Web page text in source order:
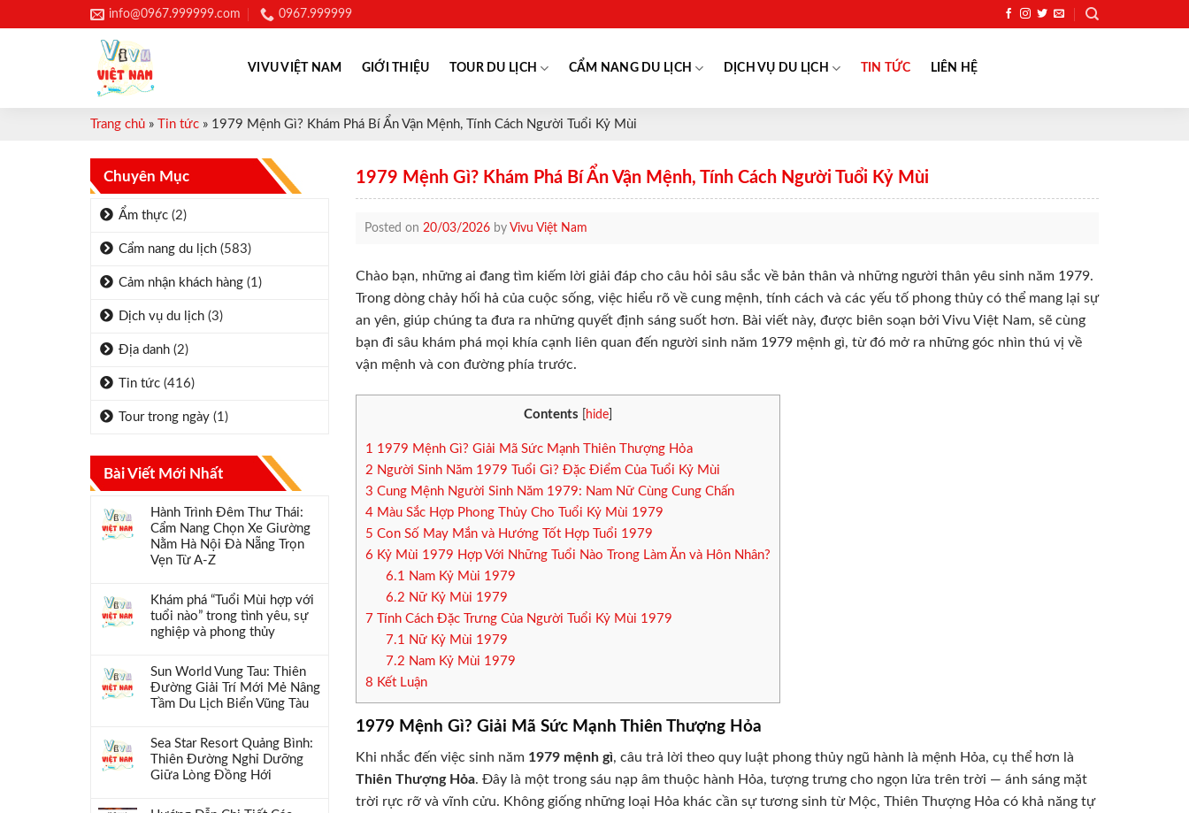
to
info@0967.999999.com 0967.999999
VIVU VIỆT NAM GIỚI THIỆU TOUR DU LỊCH CẨM NANG DU LỊCH DỊCH VỤ DU LỊCH TIN TỨC LIÊN HỆ
Trang chủ » Tin tức » 1979 Mệnh Gì? Khám Phá Bí Ẩn Vận Mệnh, Tính Cách Người Tuổi Kỷ Mùi
Chuyên Mục
Ẩm thực (2)
Cẩm nang du lịch (583)
Cảm nhận khách hàng (1)
Dịch vụ du lịch (3)
Địa danh (2)
Tin tức (416)
Tour trong ngày (1)
Bài Viết Mới Nhất
Hành Trình Đêm Thư Thái:
Cẩm Nang Chọn Xe Giường
Nằm Hà Nội Đà Nẵng Trọn
Vẹn Từ A-Z
Khám phá “Tuổi Mùi hợp với
tuổi nào” trong tình yêu, sự
nghiệp và phong thủy
Sun World Vung Tau: Thiên
Đường Giải Trí Mới Mẻ Nâng
Tầm Du Lịch Biển Vũng Tàu
Sea Star Resort Quảng Bình:
Thiên Đường Nghỉ Dưỡng
Giữa Lòng Đồng Hới
1979 Mệnh Gì? Khám Phá Bí Ẩn Vận Mệnh, Tính Cách Người Tuổi Kỷ Mùi
Posted on 20/03/2026 by Vivu Việt Nam
Chào bạn, những ai đang tìm kiếm lời giải đáp cho câu hỏi sâu sắc về bản thân và những người thân yêu sinh năm 1979.
Trong dòng chảy hối hả của cuộc sống, việc hiểu rõ về cung mệnh, tính cách và các yếu tố phong thủy có thể mang lại sự
an yên, giúp chúng ta đưa ra những quyết định sáng suốt hơn. Bài viết này, được biên soạn bởi Vivu Việt Nam, sẽ cùng
bạn đi sâu khám phá mọi khía cạnh liên quan đến người sinh năm 1979 mệnh gì, từ đó mở ra những góc nhìn thú vị về
vận mệnh và con đường phía trước.
Contents hide
1 1979 Mệnh Gì? Giải Mã Sức Mạnh Thiên Thượng Hỏa
2 Người Sinh Năm 1979 Tuổi Gì? Đặc Điểm Của Tuổi Kỷ Mùi
3 Cung Mệnh Người Sinh Năm 1979: Nam Nữ Cùng Cung Chấn
4 Màu Sắc Hợp Phong Thủy Cho Tuổi Kỷ Mùi 1979
5 Con Số May Mắn và Hướng Tốt Hợp Tuổi 1979
6 Kỷ Mùi 1979 Hợp Với Những Tuổi Nào Trong Làm Ăn và Hôn Nhân?
6.1 Nam Kỷ Mùi 1979
6.2 Nữ Kỷ Mùi 1979
7 Tính Cách Đặc Trưng Của Người Tuổi Kỷ Mùi 1979
7.1 Nữ Kỷ Mùi 1979
7.2 Nam Kỷ Mùi 1979
8 Kết Luận
1979 Mệnh Gì? Giải Mã Sức Mạnh Thiên Thượng Hỏa
Khi nhắc đến việc sinh năm 1979 mệnh gì, câu trả lời theo quy luật phong thủy ngũ hành là mệnh Hỏa, cụ thể hơn là
Thiên Thượng Hỏa. Đây là một trong sáu nạp âm thuộc hành Hỏa, tượng trưng cho ngọn lửa trên trời — ánh sáng mặt
trời rực rỡ và vĩnh cửu. Không giống những loại Hỏa khác cần sự tương sinh từ Mộc, Thiên Thượng Hỏa có khả năng tự